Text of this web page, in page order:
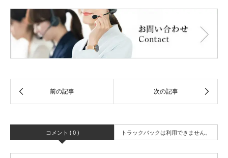
コメント ( 0 ) トラックバックは利用できません。